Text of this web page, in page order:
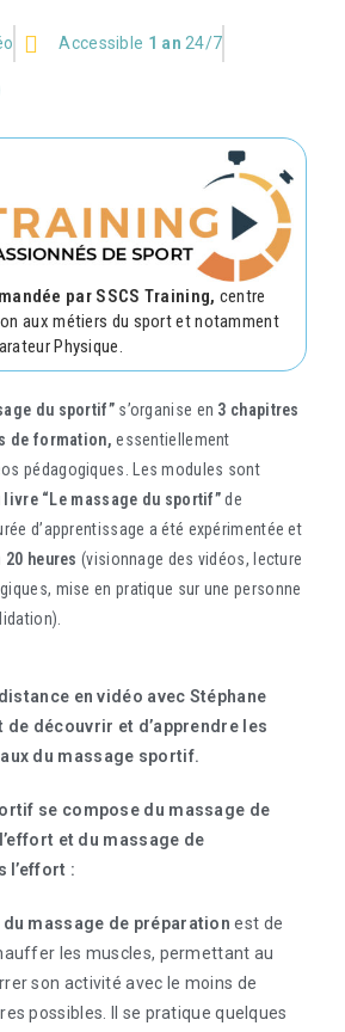
Accessible 1 an 24/7
par SSCS Training, centre
aux métiers du sport et notamment
Physique.
du sportif”s’organise en 3 chapitres
de formation,essentiellement
pédagogiques. Les modules sont
“Le massage du sportif”de
d’apprentissage a été expérimentée et
20 heures (visionnage des vidéos, lecture
mise en pratique sur une personne
en vidéo avec Stéphane
de découvrir et d’apprendre les
du massage sportif.
se compose du massage de
et du massage de
l’effort :
massage de préparation est de
les muscles, permettant au
son activité avec le moins de
possibles. Il se pratique quelques